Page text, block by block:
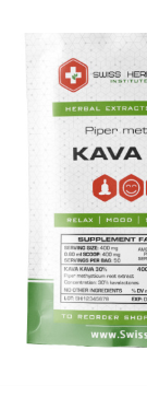
κλικ για μεγέθυνση